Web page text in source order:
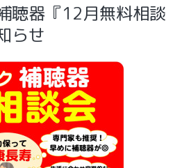
聴器『12月無料相談
らせ